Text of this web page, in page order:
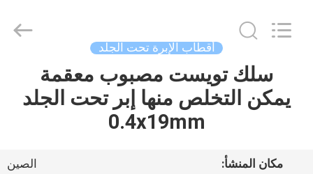
منزل،
بيت
Electronics
Co.,Ltd..
أقطاب الإبرة تحت الجلد
سلك تويست مصبوب معقمة
يمكن التخلص منها إبر تحت الجلد
0.4x19mm
مكان المنشأ:
الصين